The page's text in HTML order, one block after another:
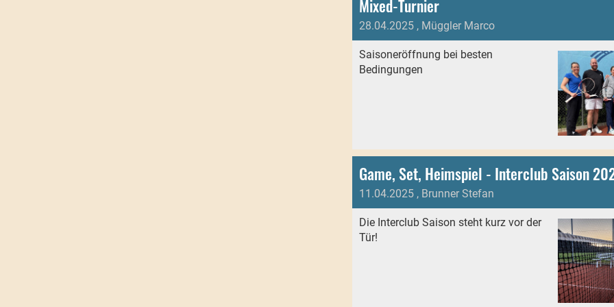
Mixed-Turnier
28.04.2025, Müggler Marco
Saisoneröffnung bei besten
Bedingungen
Game, Set, Heimspiel - Interclub Saison
11.04.2025, Brunner Stefan
Die Interclub Saison steht kurz vor der
Tür!